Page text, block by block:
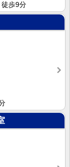
歩9分